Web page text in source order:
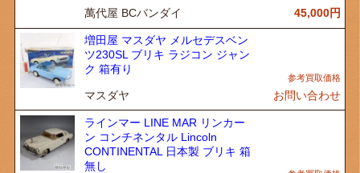
萬代屋 BCバンダイ 45,000円
増田屋 マスダヤ メルセデスベン
ツ230SL ブリキ ラジコン ジャン
ク 箱有り
マスダヤ お問い合わせ
ラインマー LINE MAR リンカー
ン コンチネンタル Lincoln
CONTINENTAL 日本製 ブリキ 箱
無し